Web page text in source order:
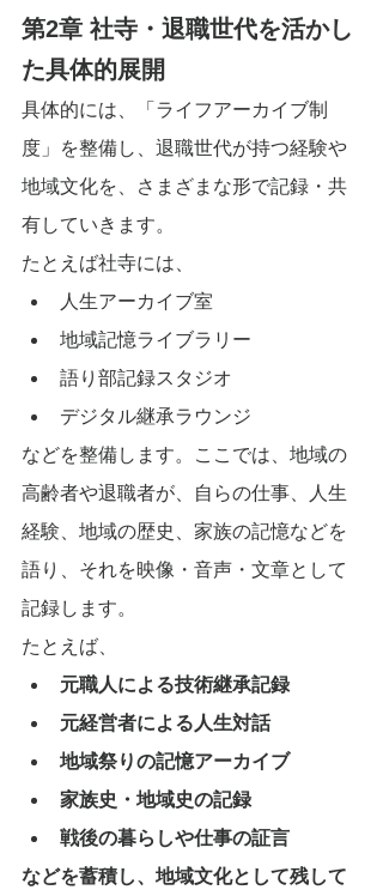
第2章 社寺・退職世代を活かし
た具体的展開
具体的には、「ライフアーカイブ制
度」を整備し、退職世代が持つ経験や
地域文化を、さまざまな形で記録・共
有していきます。
たとえば社寺には、
人生アーカイブ室
地域記憶ライブラリー
語り部記録スタジオ
デジタル継承ラウンジ
などを整備します。ここでは、地域の
高齢者や退職者が、自らの仕事、人生
経験、地域の歴史、家族の記憶などを
語り、それを映像・音声・文章として
記録します。
たとえば、
元職人による技術継承記録
元経営者による人生対話
地域祭りの記憶アーカイブ
家族史・地域史の記録
戦後の暮らしや仕事の証言
などを蓄積し、地域文化として残して